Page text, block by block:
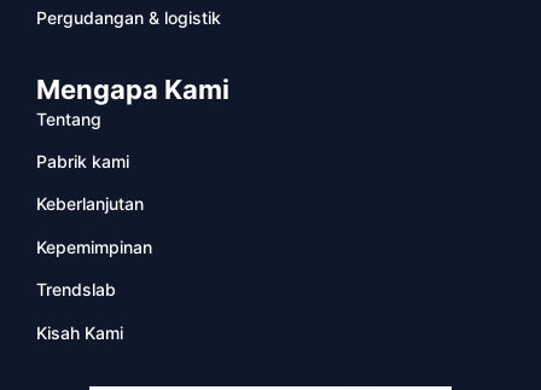
Pergudangan & logistik
Mengapa Kami
Tentang
Pabrik kami
Keberlanjutan
Kepemimpinan
Trendslab
Kisah Kami